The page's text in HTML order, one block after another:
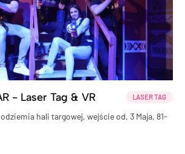
- Laser Tag & VR LASER TAG
hali targowej, wejście od, 3 Maja, 81-